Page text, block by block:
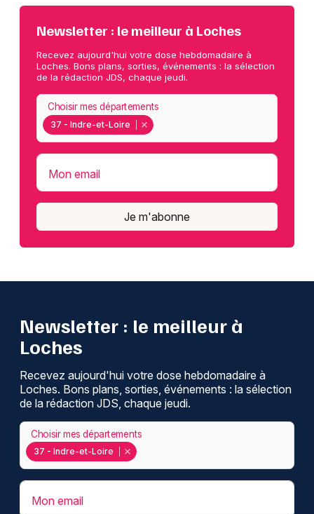
Newsletter : le meilleur à Loches
Recevez aujourd'hui votre dose hebdomadaire à
Loches. Bons plans, sorties, événements : la sélection
de la rédaction JDS, chaque jeudi.
37 - Indre-et-Loire
Choisir mes départements
Mon email
Je m'abonne
Newsletter : le meilleur à
Loches
Recevez aujourd'hui votre dose hebdomadaire à
Loches. Bons plans, sorties, événements : la sélection
de la rédaction JDS, chaque jeudi.
37 - Indre-et-Loire
Choisir mes départements
Mon email